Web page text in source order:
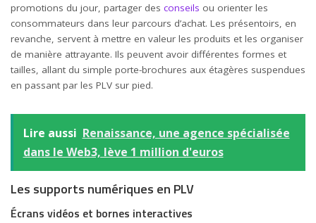
promotions du jour, partager des conseils ou orienter les
consommateurs dans leur parcours d’achat. Les présentoirs, en
revanche, servent à mettre en valeur les produits et les organiser
de manière attrayante. Ils peuvent avoir différentes formes et
tailles, allant du simple porte-brochures aux étagères suspendues
en passant par les PLV sur pied.
Lire aussi Renaissance, une agence spécialisée
dans le Web3, lève 1 million d'euros
Les supports numériques en PLV
Écrans vidéos et bornes interactives